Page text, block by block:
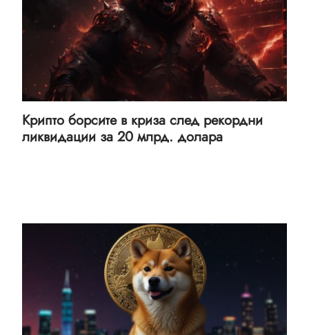
Крипто борсите в криза след рекордни
ликвидации за 20 млрд. долара